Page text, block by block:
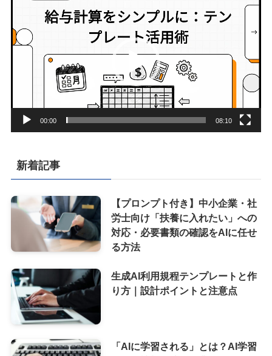
プ
レ
00:00 08:10
新着記事
【プロンプト付き】中小企業・社
労士向け「扶養に入れたい」への
対応・必要書類の確認をAIに任せ
る方法
生成AI利用規程テンプレートと作
り方｜設計ポイントと注意点
「AIに学習される」とは？AI学習